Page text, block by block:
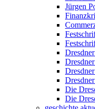
Jürgen
Die
Die